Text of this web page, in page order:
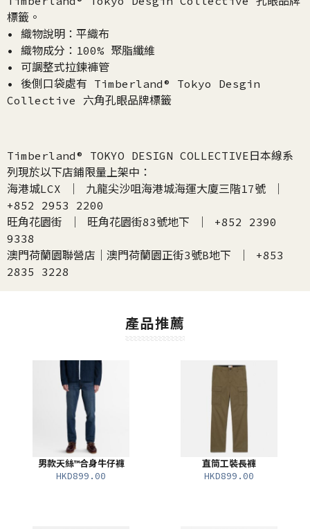
標籤。
• 織物說明：平織布
• 織物成分：100% 聚脂纖維
• 可調整式拉鍊褲管
• 後側口袋處有 Timberland® Tokyo Desgin
Collective 六角孔眼品牌標籤
Timberland® TOKYO DESIGN COLLECTIVE日本線系
列現於以下店鋪限量上架中：
海港城LCX ｜ 九龍尖沙咀海港城海運大廈三階17號 ｜
+852 2953 2200
旺角花園街 ｜ 旺角花園街83號地下 ｜ +852 2390
9338
澳門荷蘭園聯營店｜澳門荷蘭園正街3號B地下 ｜ +853
2835 3228
產品推薦
男款天絲™合身牛仔褲
HKD899.00
直筒工裝長褲
HKD899.00